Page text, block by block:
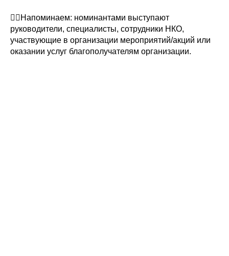
👉🏻Напоминаем: номинантами выступают
руководители, специалисты, сотрудники НКО,
участвующие в организации мероприятий/акций или
оказании услуг благополучателям организации.